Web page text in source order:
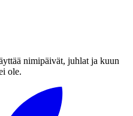
nimipäivät, juhlat ja kuun
ole.